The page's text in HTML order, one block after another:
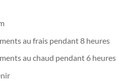
au frais pendant 8 heures
au chaud pendant 6 heures